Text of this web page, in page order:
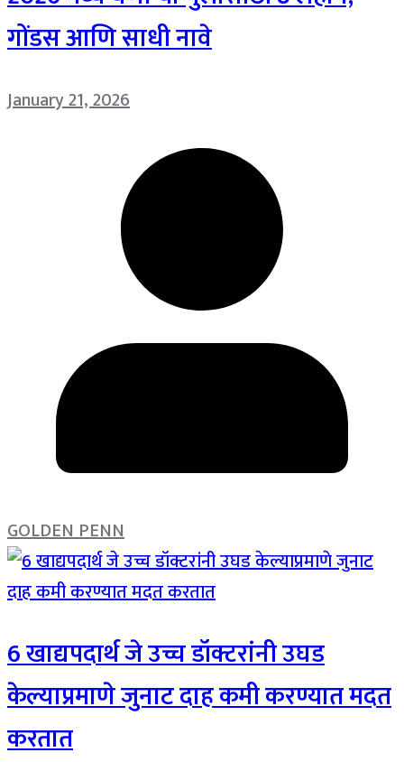
गोंडस आणि साधी नावे
January 21, 2026
GOLDEN PENN
6 खाद्यपदार्थ जे उच्च डॉक्टरांनी उघड
केल्याप्रमाणे जुनाट दाह कमी करण्यात मदत
करतात